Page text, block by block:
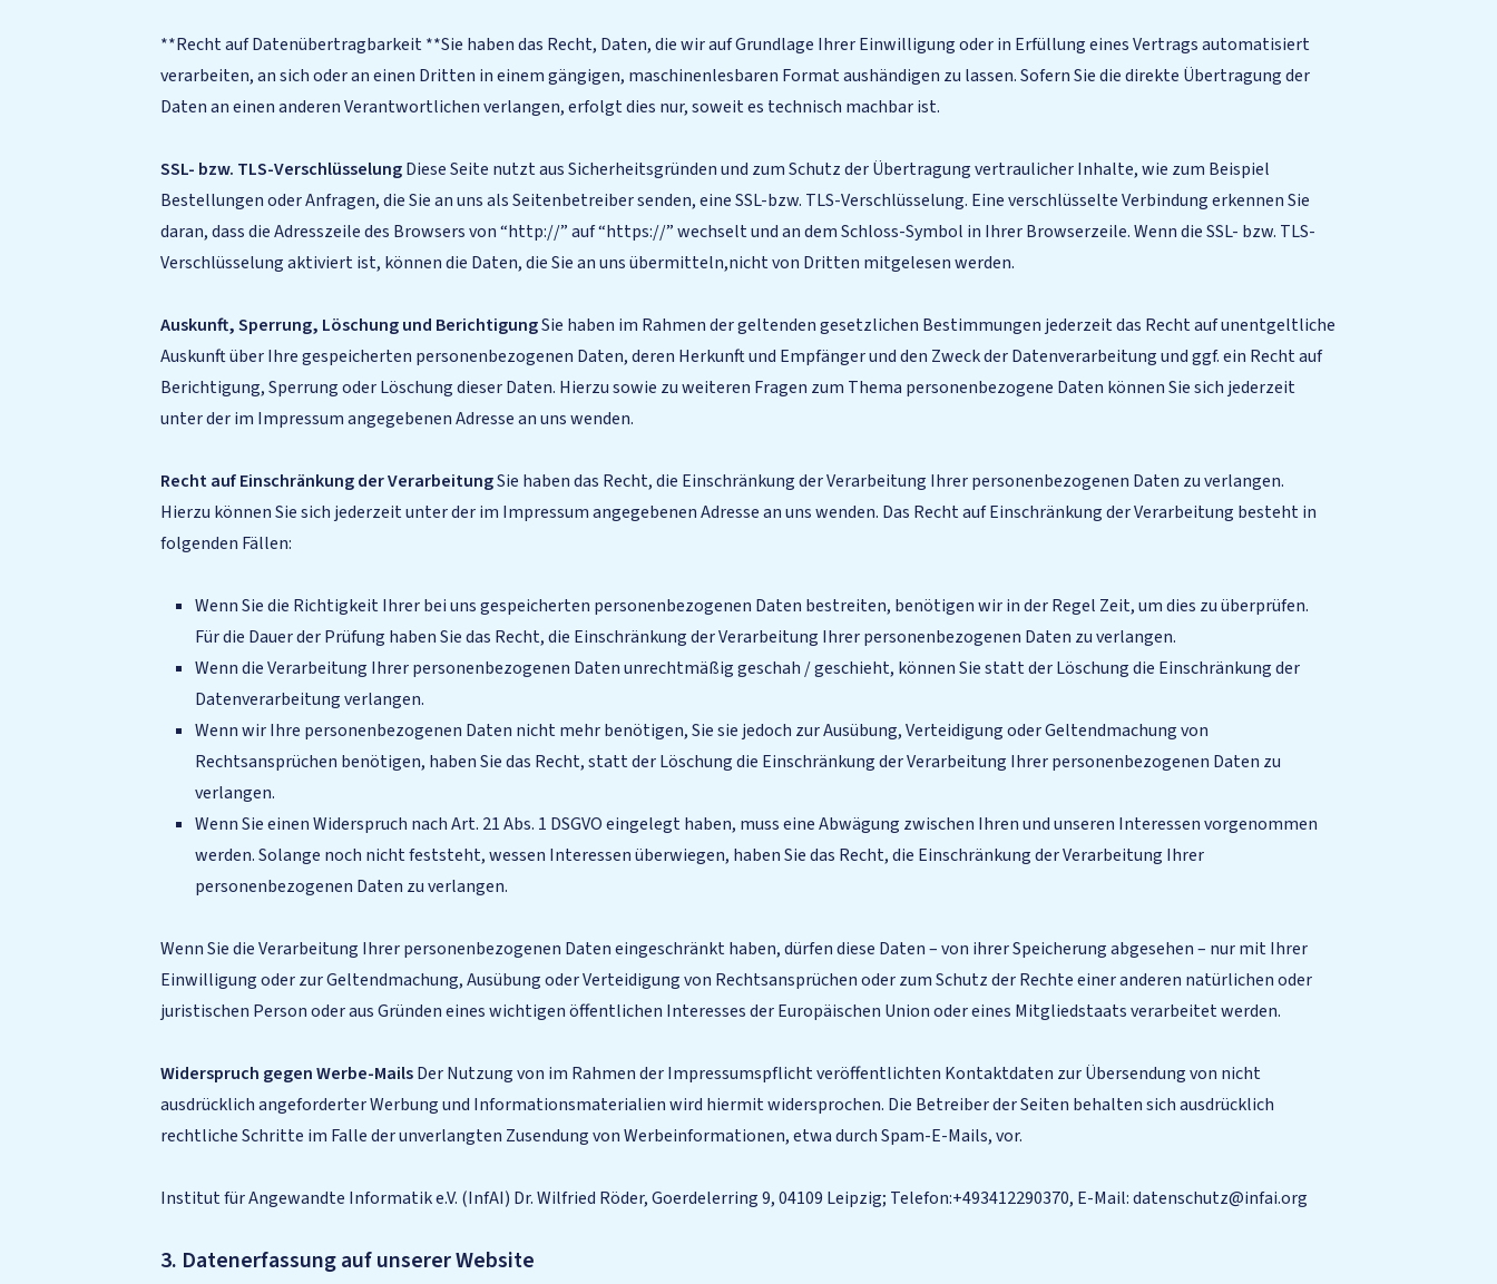
**Recht auf Datenübertragbarkeit **Sie haben das Recht, Daten, die wir auf Grundlage Ihrer Einwilligung oder in Erfüllung eines Vertrags automatisiert
verarbeiten, an sich oder an einen Dritten in einem gängigen, maschinenlesbaren Format aushändigen zu lassen. Sofern Sie die direkte Übertragung der
Daten an einen anderen Verantwortlichen verlangen, erfolgt dies nur, soweit es technisch machbar ist.
SSL- bzw. TLS-VerschlüsselungDiese Seite nutzt aus Sicherheitsgründen und zum Schutz der Übertragung vertraulicher Inhalte, wie zum Beispiel
Bestellungen oder Anfragen, die Sie an uns als Seitenbetreiber senden, eine SSL-bzw. TLS-Verschlüsselung. Eine verschlüsselte Verbindung erkennen Sie
daran, dass die Adresszeile des Browsers von “http://” auf “https://” wechselt und an dem Schloss-Symbol in Ihrer Browserzeile. Wenn die SSL- bzw. TLS-
Verschlüsselung aktiviert ist, können die Daten, die Sie an uns übermitteln,nicht von Dritten mitgelesen werden.
Auskunft, Sperrung, Löschung und BerichtigungSie haben im Rahmen der geltenden gesetzlichen Bestimmungen jederzeit das Recht auf unentgeltliche
Auskunft über Ihre gespeicherten personenbezogenen Daten, deren Herkunft und Empfänger und den Zweck der Datenverarbeitung und ggf. ein Recht auf
Berichtigung, Sperrung oder Löschung dieser Daten. Hierzu sowie zu weiteren Fragen zum Thema personenbezogene Daten können Sie sich jederzeit
unter der im Impressum angegebenen Adresse an uns wenden.
Recht auf Einschränkung der VerarbeitungSie haben das Recht, die Einschränkung der Verarbeitung Ihrer personenbezogenen Daten zu verlangen.
Hierzu können Sie sich jederzeit unter der im Impressum angegebenen Adresse an uns wenden. Das Recht auf Einschränkung der Verarbeitung besteht in
folgenden Fällen:
Wenn Sie die Richtigkeit Ihrer bei uns gespeicherten personenbezogenen Daten bestreiten, benötigen wir in der Regel Zeit, um dies zu überprüfen.
Für die Dauer der Prüfung haben Sie das Recht, die Einschränkung der Verarbeitung Ihrer personenbezogenen Daten zu verlangen.
Wenn die Verarbeitung Ihrer personenbezogenen Daten unrechtmäßig geschah / geschieht, können Sie statt der Löschung die Einschränkung der
Datenverarbeitung verlangen.
Wenn wir Ihre personenbezogenen Daten nicht mehr benötigen, Sie sie jedoch zur Ausübung, Verteidigung oder Geltendmachung von
Rechtsansprüchen benötigen, haben Sie das Recht, statt der Löschung die Einschränkung der Verarbeitung Ihrer personenbezogenen Daten zu
verlangen.
Wenn Sie einen Widerspruch nach Art. 21 Abs. 1 DSGVO eingelegt haben, muss eine Abwägung zwischen Ihren und unseren Interessen vorgenommen
werden. Solange noch nicht feststeht, wessen Interessen überwiegen, haben Sie das Recht, die Einschränkung der Verarbeitung Ihrer
personenbezogenen Daten zu verlangen.
Wenn Sie die Verarbeitung Ihrer personenbezogenen Daten eingeschränkt haben, dürfen diese Daten – von ihrer Speicherung abgesehen – nur mit Ihrer
Einwilligung oder zur Geltendmachung, Ausübung oder Verteidigung von Rechtsansprüchen oder zum Schutz der Rechte einer anderen natürlichen oder
juristischen Person oder aus Gründen eines wichtigen öffentlichen Interesses der Europäischen Union oder eines Mitgliedstaats verarbeitet werden.
Widerspruch gegen Werbe-MailsDer Nutzung von im Rahmen der Impressumspflicht veröffentlichten Kontaktdaten zur Übersendung von nicht
ausdrücklich angeforderter Werbung und Informationsmaterialien wird hiermit widersprochen. Die Betreiber der Seiten behalten sich ausdrücklich
rechtliche Schritte im Falle der unverlangten Zusendung von Werbeinformationen, etwa durch Spam-E-Mails, vor.
Institut für Angewandte Informatik e.V. (InfAI) Dr. Wilfried Röder, Goerdelerring 9, 04109 Leipzig; Telefon:+493412290370, E-Mail: datenschutz@infai.org
3. Datenerfassung auf unserer Website